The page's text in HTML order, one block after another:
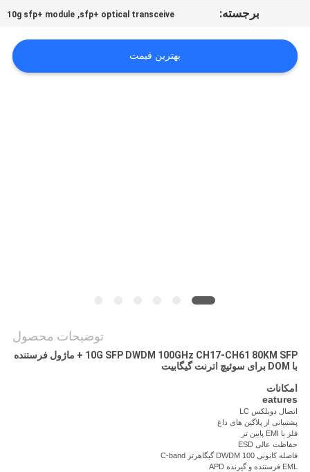
پرونده
برجسته:
sfp+ optical transceive
,
10g sfp+ module
بهترین قیمت
توضیحات محصول
10G SFP DWDM 100GHz CH17-CH61 80KM SFP + ماژول فرستنده
با DOM برای سوئیچ اترنت گیگابیت
امکانات
eatures
اتصال دوبلکس LC
پشتیبانی از پلاگین های داغ
فلز با EMI پایین تر
حفاظت عالی ESD
فاصله کانونی DWDM 100 گیگاهرتز C-band
EML فرستنده و گیرنده APD